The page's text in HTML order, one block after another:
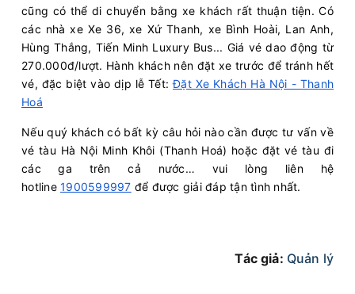
cũng có thể di chuyển bằng xe khách rất thuận tiện. Có
các nhà xe Xe 36, xe Xứ Thanh, xe Bình Hoài, Lan Anh,
Hùng Thắng, Tiến Minh Luxury Bus... Giá vé dao động từ
270.000đ/lượt. Hành khách nên đặt xe trước để tránh hết
vé, đặc biệt vào dịp lễ Tết:Đặt Xe Khách Hà Nội - Thanh
Hoá
Nếu quý khách có bất kỳ câu hỏi nào cần được tư vấn về
vé tàu Hà Nội Minh Khôi (Thanh Hoá) hoặc đặt vé tàu đi
các ga trên cả nước… vui lòng liên hệ
hotline 1900599997 để được giải đáp tận tình nhất.
Tác giả: Quản lý